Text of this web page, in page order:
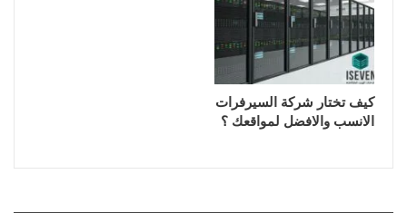
كيف تختار شركة السيرفرات
الانسب والافضل لمواقعك ؟